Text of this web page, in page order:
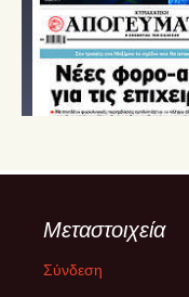
Μεταστοιχεία
Σύνδεση